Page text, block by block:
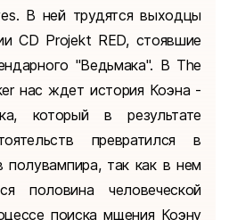
В ней трудятся выходцы
CD Projekt RED, стоявшие
"Ведьмака". В The
нас ждет история Коэна -
который в результате
превратился в
полувампира, так как в нем
половина человеческой
поиска мщения Коэну